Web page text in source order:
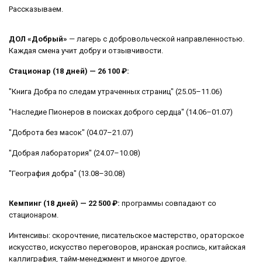
Рассказываем.
ДОЛ «Добрый» — лагерь с добровольческой направленностью.
Каждая смена учит добру и отзывчивости.
Стационар (18 дней) — 26 100 ₽:
"Книга Добра по следам утраченных страниц" (25.05–11.06)
"Наследие Пионеров в поисках доброго сердца" (14.06–01.07)
"Доброта без масок" (04.07–21.07)
"Добрая лаборатория" (24.07–10.08)
"География добра" (13.08–30.08)
Кемпинг (18 дней) — 22 500 ₽: программы совпадают со
стационаром.
Интенсивы: скорочтение, писательское мастерство, ораторское
искусство, искусство переговоров, иранская роспись, китайская
каллиграфия, тайм-менеджмент и многое другое.